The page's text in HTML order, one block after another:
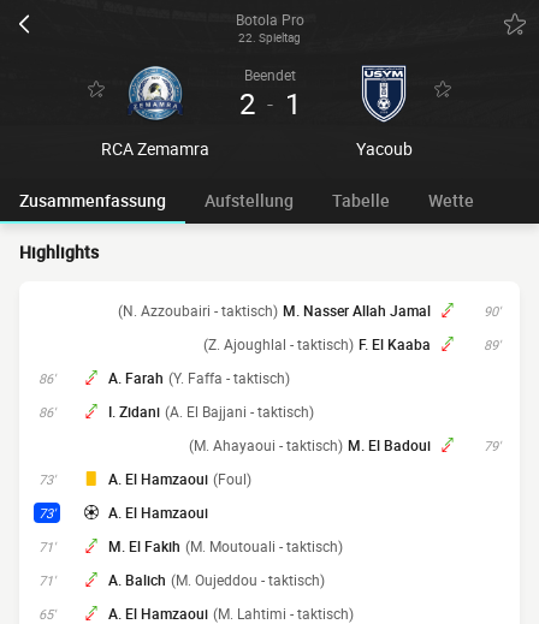
Botola Pro
22. Spieltag
RCA Zemamra
Beendet
2 - 1
Yacoub
Zusammenfassung Aufstellung Tabelle Wette
Highlights
90'
M. Nasser Allah Jamal
(N. Azzoubairi - taktisch)
89'
F. El Kaaba
(Z. Ajoughlal - taktisch)
86' A. Farah (Y. Faffa - taktisch)
86' I. Zidani (A. El Bajjani - taktisch)
79'
M. El Badoui
(M. Ahayaoui - taktisch)
73' A. El Hamzaoui (Foul)
73' A. El Hamzaoui
71' M. El Fakih (M. Moutouali - taktisch)
71' A. Balich (M. Oujeddou - taktisch)
65' A. El Hamzaoui (M. Lahtimi - taktisch)